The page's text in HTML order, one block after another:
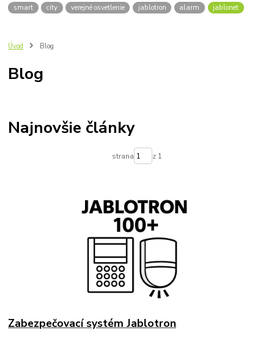
smart
city verejné osvetlenie jablotron alarm jablonet
Úvod Blog
Blog
Najnovšie články
strana z 1
Zabezpečovací systém Jablotron